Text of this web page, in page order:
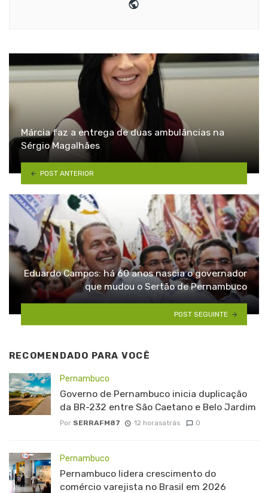
Márcia faz a entrega de duas ambulâncias na
Sérgio Magalhães
POST ANTERIOR
Eduardo Campos: há 60 anos nascia o governador
que mudou o Sertão de Pernambuco
POST SEGUINTE
RECOMENDADO PARA VOCÊ
Pernambuco
Governo de Pernambuco inicia duplicação
da BR-232 entre São Caetano e Belo Jardim
Por SERRAFM87 12 horasatrás 0
Pernambuco
Pernambuco lidera crescimento do
comércio varejista no Brasil em 2026